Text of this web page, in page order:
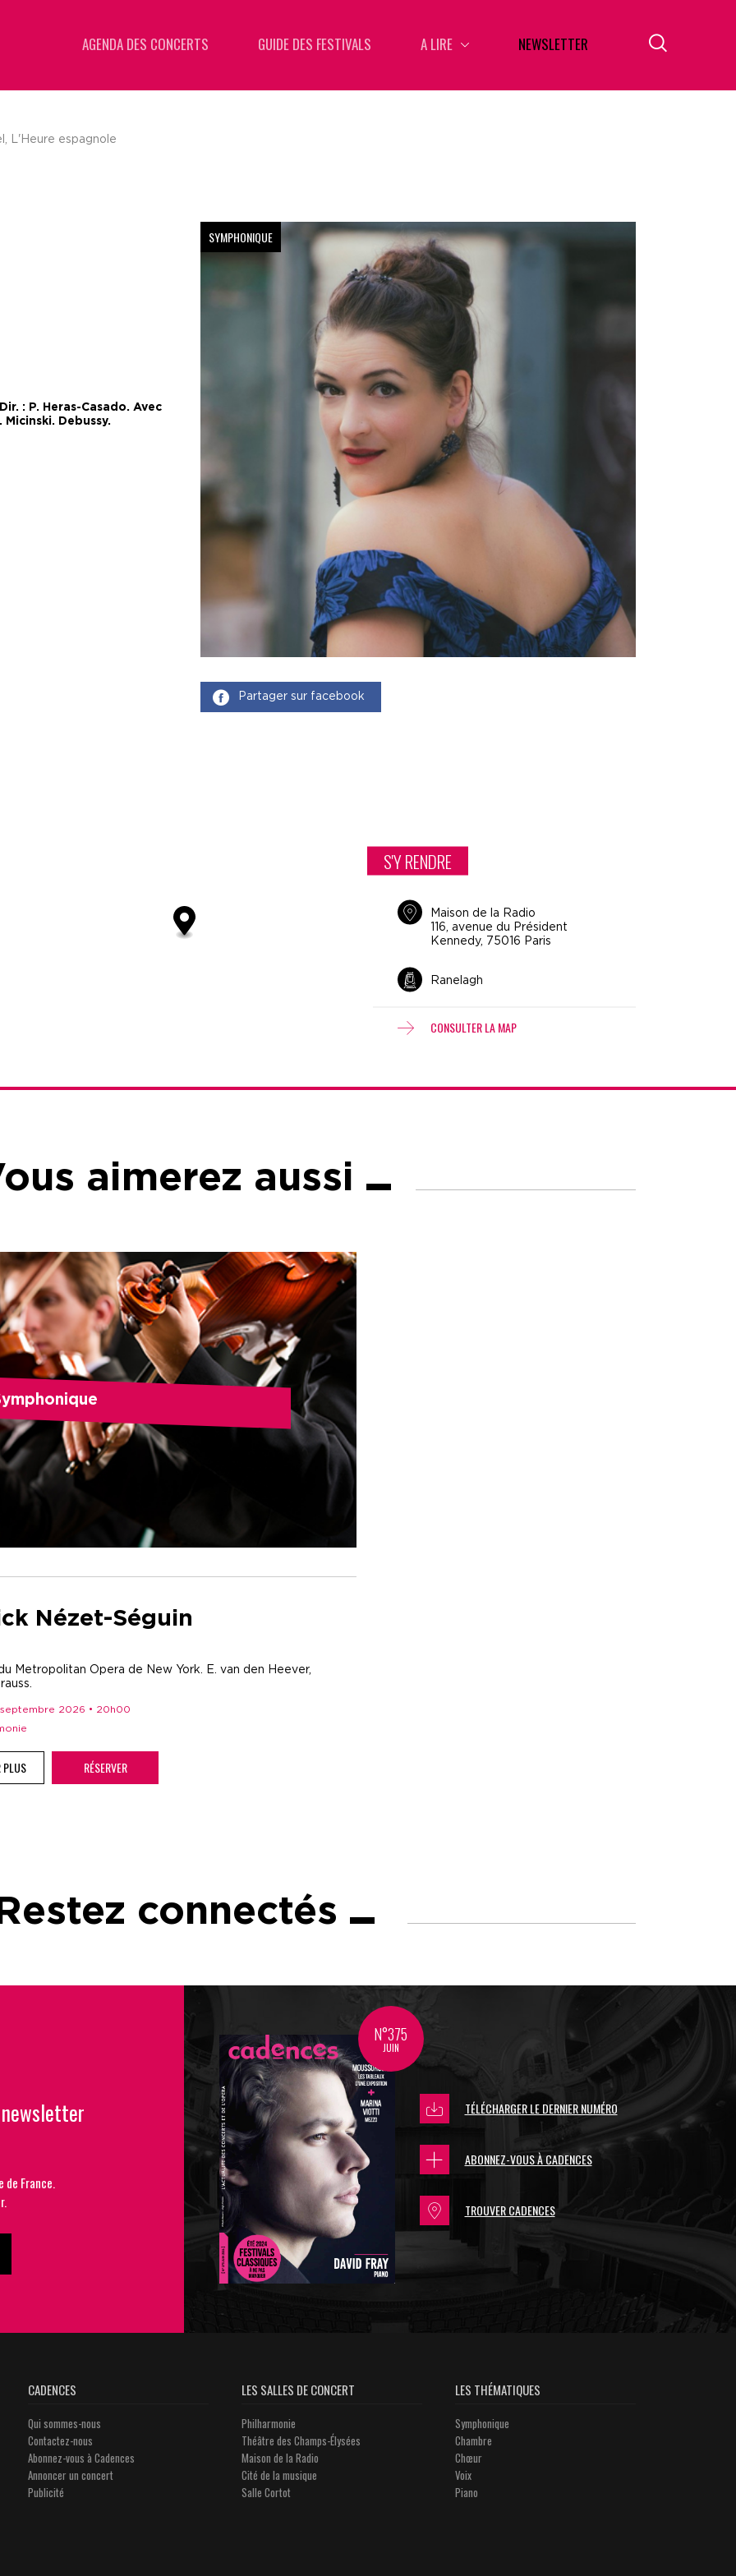
AGENDA DES CONCERTS GUIDE DES FESTIVALS A LIRE NEWSLETTER
L'Heure espagnole
: P. Heras-Casado. Avec
Micinski. Debussy.
SYMPHONIQUE
Partager sur facebook
S'Y RENDRE
Maison de la Radio
116, avenue du Président
Kennedy, 75016 Paris
Ranelagh
CONSULTER LA MAP
aimerez aussi
Nézet-Séguin
Metropolitan Opera de New York. E. van den Heever,
septembre 2026 • 20h00
PLUS RÉSERVER
connectés
de France.
N°375
JUIN
TÉLÉCHARGER LE DERNIER NUMÉRO
ABONNEZ-VOUS À CADENCES
TROUVER CADENCES
CADENCES
Qui sommes-nous
Contactez-nous
Abonnez-vous à Cadences
Annoncer un concert
Publicité
LES SALLES DE CONCERT
Philharmonie
Théâtre des Champs-Élysées
Maison de la Radio
Cité de la musique
Salle Cortot
LES THÉMATIQUES
Symphonique
Chambre
Chœur
Voix
Piano